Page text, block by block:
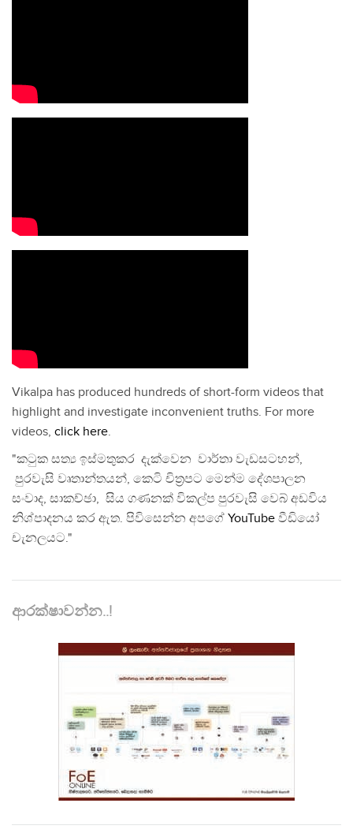
Vikalpa has produced hundreds of short-form videos that
highlight and investigate inconvenient truths. For more
videos, click here.
"කටුක සත්‍ය ඉස්මතුකර දැක්වෙන වාර්තා වැඩසටහන්,
පුරවැසි වෘතාන්තයන්, කෙටි චිත්‍රපට මෙන්ම දේශපාලන
සංවාද, සාකච්ඡා, සිය ගණනක් විකල්ප පුරවැසි වෙබ් අඩවිය
නිශ්පාදනය කර ඇත. පිවිසෙන්න අපගේ YouTube වීඩියෝ
චැනලයට."
ආරක්ෂාවන්න..!